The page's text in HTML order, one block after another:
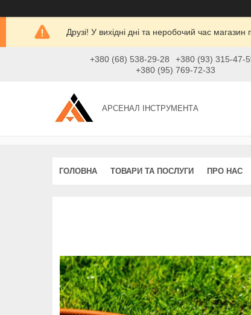
Друзі! У вихідні дні та неробочий час
+380 (68) 538-29-28
+380 (93) 315-47-
+380 (95) 769-72-33
АРСЕНАЛ ІНСТРУМЕНТА
ГОЛОВНА ТОВАРИ ТА ПОСЛУГИ ПРО НАС